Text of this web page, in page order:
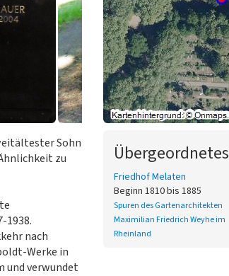
Sohn
zu
1938.
nach
Werke in
und verwundet
Friedhof Melaten
Beginn 1810 bis 1885
Spuren des Gartenarchitekten
Maximilian Friedrich Weyhe im
Rheinland